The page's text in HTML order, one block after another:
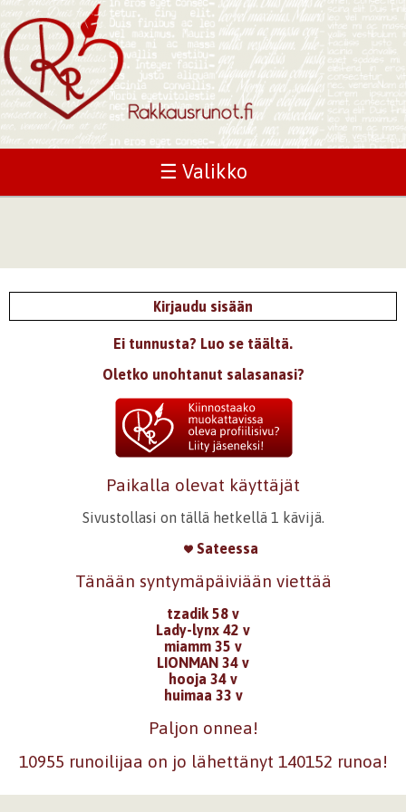
☰ Valikko
Kirjaudu sisään
Ei tunnusta? Luo se täältä.
Oletko unohtanut salasanasi?
Paikalla olevat käyttäjät
Sivustollasi on tällä hetkellä 1 kävijä.
Sateessa
Tänään syntymäpäiviään viettää
tzadik 58 v
Lady-lynx 42 v
miamm 35 v
LIONMAN 34 v
hooja 34 v
huimaa 33 v
Paljon onnea!
10955 runoilijaa on jo lähettänyt 140152 runoa!